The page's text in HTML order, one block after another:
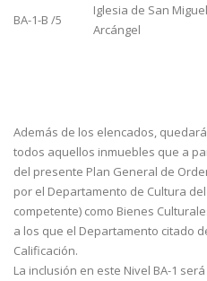
BA-1-B /5
Iglesia de San Miguel
Arcángel
Además de los elencados,
todos aquellos inmuebles que a
del presente Plan General de
por el Departamento de Cultura
competente) como Bienes
a los que el Departamento citado
Calificación.
La inclusión en este Nivel BA-1